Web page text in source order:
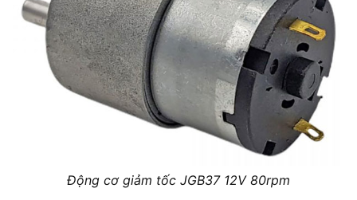
Động cơ giảm tốc JGB37 12V 80rpm